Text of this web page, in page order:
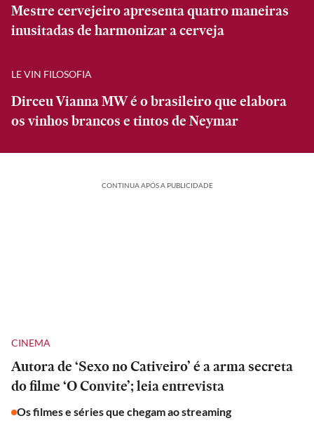
Mestre cervejeiro apresenta quatro maneiras
inusitadas de harmonizar a cerveja
LE VIN FILOSOFIA
Dirceu Vianna MW é o brasileiro que elabora
os vinhos brancos e tintos de Neymar
CONTINUA APÓS A PUBLICIDADE
CINEMA
Autora de ‘Sexo no Cativeiro’ é a arma secreta
do filme ‘O Convite’; leia entrevista
Os filmes e séries que chegam ao streaming